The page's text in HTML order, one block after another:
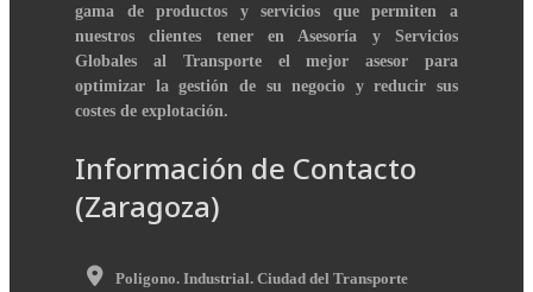
gama de productos y servicios que permiten a
nuestros clientes tener en Asesoría y Servicios
Globales al Transporte el mejor asesor para
optimizar la gestión de su negocio y reducir sus
costes de explotación.
Información de Contacto
(Zaragoza)
Poligono. Industrial. Ciudad del Transporte